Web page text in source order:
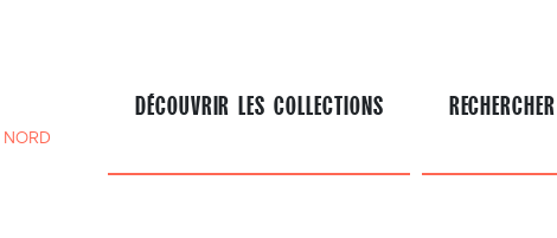
DÉCOUVRIR LES COLLECTIONS